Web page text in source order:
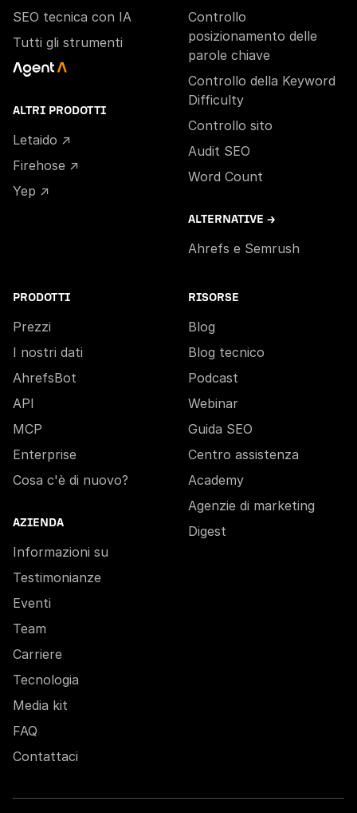
SEO tecnica con IA
Tutti gli strumenti
ALTRI PRODOTTI
Letaido ↗
Firehose ↗
Yep ↗
Controllo
posizionamento delle
parole chiave
Controllo della Keyword
Difficulty
Controllo sito
Audit SEO
Word Count
ALTERNATIVE →
Ahrefs e Semrush
PRODOTTI
Prezzi
I nostri dati
AhrefsBot
API
MCP
Enterprise
Cosa c'è di nuovo?
AZIENDA
Informazioni su
Testimonianze
Eventi
Team
Carriere
Tecnologia
Media kit
FAQ
Contattaci
RISORSE
Blog
Blog tecnico
Podcast
Webinar
Guida SEO
Centro assistenza
Academy
Agenzie di marketing
Digest